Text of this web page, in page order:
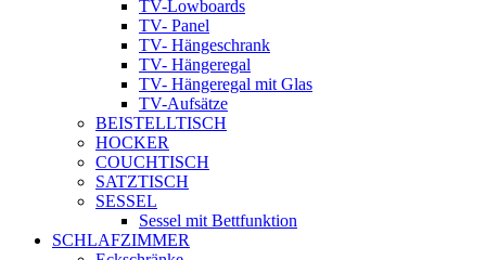
TV-Lowboards
TV- Panel
TV- Hängeschrank
TV- Hängeregal
TV- Hängeregal mit Glas
TV-Aufsätze
BEISTELLTISCH
HOCKER
COUCHTISCH
SATZTISCH
SESSEL
Sessel mit Bettfunktion
SCHLAFZIMMER